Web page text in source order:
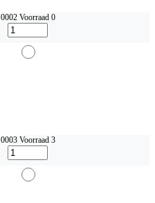
0002 Voorraad 0
0003 Voorraad 3